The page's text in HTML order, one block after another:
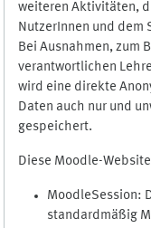
weiteren Aktivitäten,
NutzerInnen und dem
Bei Ausnahmen, zum
verantwortlichen
wird eine direkte
Daten auch nur und
gespeichert.
Diese Moodle-
MoodleSession:
standardmäßig